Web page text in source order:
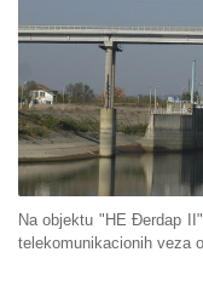
Na objektu "HE Đerdap
telekomunikacionih veza